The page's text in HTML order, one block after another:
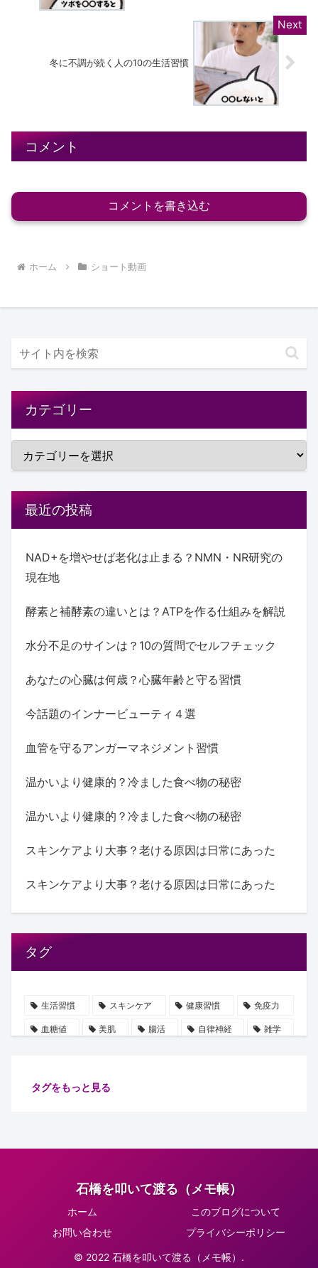
冬に不調が続く人の10の生活習慣
コメント
コメントを書き込む
ホーム ショート動画
カテゴリー
最近の投稿
NAD+を増やせば老化は止まる？NMN・NR研究の
現在地
酵素と補酵素の違いとは？ATPを作る仕組みを解説
水分不足のサインは？10の質問でセルフチェック
あなたの心臓は何歳？心臓年齢と守る習慣
今話題のインナービューティ４選
血管を守るアンガーマネジメント習慣
温かいより健康的？冷ました食べ物の秘密
温かいより健康的？冷ました食べ物の秘密
スキンケアより大事？老ける原因は日常にあった
スキンケアより大事？老ける原因は日常にあった
タグ
生活習慣 スキンケア 健康習慣 免疫力
血糖値 美肌 腸活 自律神経 雑学
肌 食物繊維 運動
万能オイル 肌ケア 骨密度
骨の土台 習慣 正しい知識 リラックス
集中力向上 肌トラブル 生活改善 紫外線対策
タグをもっと見る
石橋を叩いて渡る（メモ帳）
ホーム
このブログについて
お問い合わせ
プライバシーポリシー
© 2022 石橋を叩いて渡る（メモ帳）.